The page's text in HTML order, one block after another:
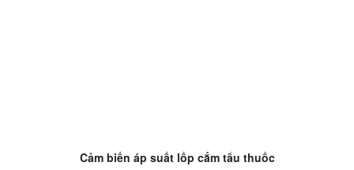
Cảm biến áp suất lốp cắm tẩu thuốc